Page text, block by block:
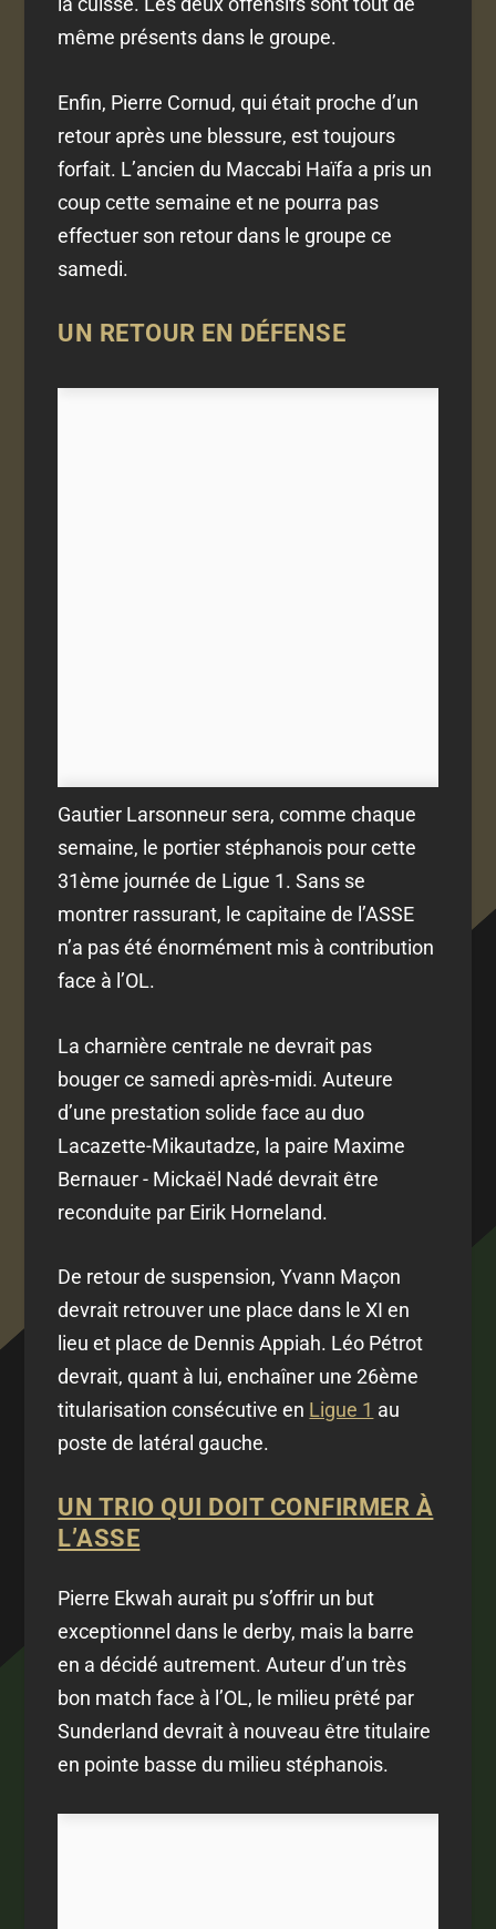
même présents dans le groupe.
Enfin, Pierre Cornud, qui était proche d’un
retour après une blessure, est toujours
forfait. L’ancien du Maccabi Haïfa a pris un
coup cette semaine et ne pourra pas
effectuer son retour dans le groupe ce
samedi.
UN RETOUR EN DÉFENSE
Gautier Larsonneur sera, comme chaque
semaine, le portier stéphanois pour cette
31ème journée de Ligue 1. Sans se
montrer rassurant, le capitaine de l’ASSE
n’a pas été énormément mis à contribution
face à l’OL.
La charnière centrale ne devrait pas
bouger ce samedi après-midi. Auteure
d’une prestation solide face au duo
Lacazette-Mikautadze, la paire Maxime
Bernauer - Mickaël Nadé devrait être
reconduite par Eirik Horneland.
De retour de suspension, Yvann Maçon
devrait retrouver une place dans le XI en
lieu et place de Dennis Appiah. Léo Pétrot
devrait, quant à lui, enchaîner une 26ème
titularisation consécutive en Ligue 1 au
poste de latéral gauche.
UN TRIO QUI DOIT CONFIRMER À
L’ASSE
Pierre Ekwah aurait pu s’offrir un but
exceptionnel dans le derby, mais la barre
en a décidé autrement. Auteur d’un très
bon match face à l’OL, le milieu prêté par
Sunderland devrait à nouveau être titulaire
en pointe basse du milieu stéphanois.